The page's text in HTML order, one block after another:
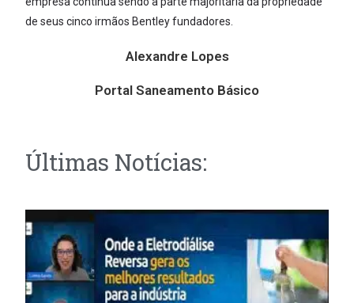
de seus cinco irmãos Bentley fundadores.
Alexandre Lopes
Portal Saneamento Básico
Últimas Notícias: